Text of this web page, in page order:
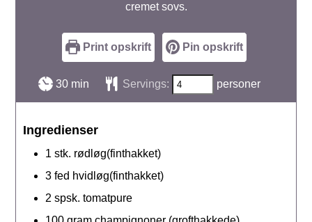
cremet sovs.
Print opskrift Pin opskrift
30minutter
min Servings: personer
Ingredienser
1 stk. rødløg(finthakket)
3 fed hvidløg(finthakket)
2 spsk. tomatpure